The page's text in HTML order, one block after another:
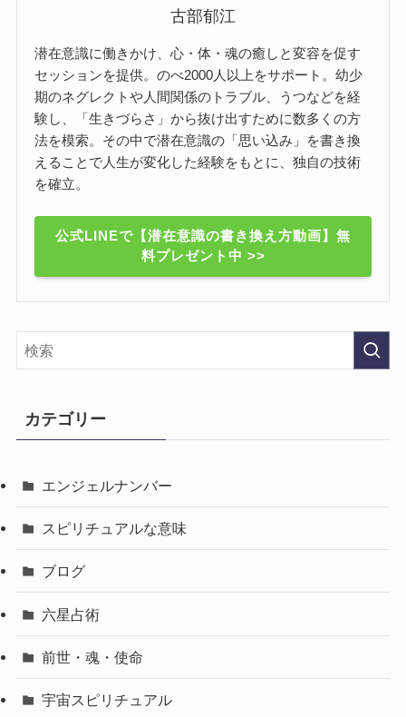
古部郁江
潜在意識に働きかけ、心・体・魂の癒しと変容を促す
セッションを提供。のべ2000人以上をサポート。幼少
期のネグレクトや人間関係のトラブル、うつなどを経
験し、「生きづらさ」から抜け出すために数多くの方
法を模索。その中で潜在意識の「思い込み」を書き換
えることで人生が変化した経験をもとに、独自の技術
を確立。
公式LINEで【潜在意識の書き換え方動画】無
料プレゼント中 >>
カテゴリー
エンジェルナンバー
スピリチュアルな意味
ブログ
六星占術
前世・魂・使命
宇宙スピリチュアル